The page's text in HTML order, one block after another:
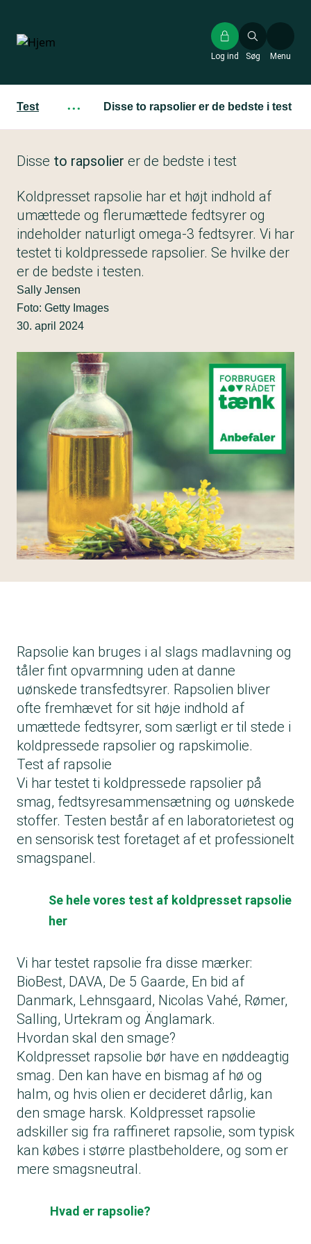
hovedindhold
Søg
Log ind Menu
Test ··· Disse to rapsolier er de bedste i test
Disse to rapsolier er de bedste i test
Koldpresset rapsolie har et højt indhold af
umættede og flerumættede fedtsyrer og
indeholder naturligt omega-3 fedtsyrer. Vi har
testet ti koldpressede rapsolier. Se hvilke der
er de bedste i testen.
Sally Jensen
Foto: Getty Images
30. april 2024
Rapsolie kan bruges i al slags madlavning og
tåler fint opvarmning uden at danne
uønskede transfedtsyrer. Rapsolien bliver
ofte fremhævet for sit høje indhold af
umættede fedtsyrer, som særligt er til stede i
koldpressede rapsolier og rapskimolie.
Test af rapsolie
Vi har testet ti koldpressede rapsolier på
smag, fedtsyresammensætning og uønskede
stoffer. Testen består af en laboratorietest og
en sensorisk test foretaget af et professionelt
smagspanel.
Se hele vores test af koldpresset rapsolie
her
Vi har testet rapsolie fra disse mærker:
BioBest, DAVA, De 5 Gaarde, En bid af
Danmark, Lehnsgaard, Nicolas Vahé, Rømer,
Salling, Urtekram og Änglamark.
Hvordan skal den smage?
Koldpresset rapsolie bør have en nøddeagtig
smag. Den kan have en bismag af hø og
halm, og hvis olien er decideret dårlig, kan
den smage harsk. Koldpresset rapsolie
adskiller sig fra raffineret rapsolie, som typisk
kan købes i større plastbeholdere, og som er
mere smagsneutral.
Hvad er rapsolie?